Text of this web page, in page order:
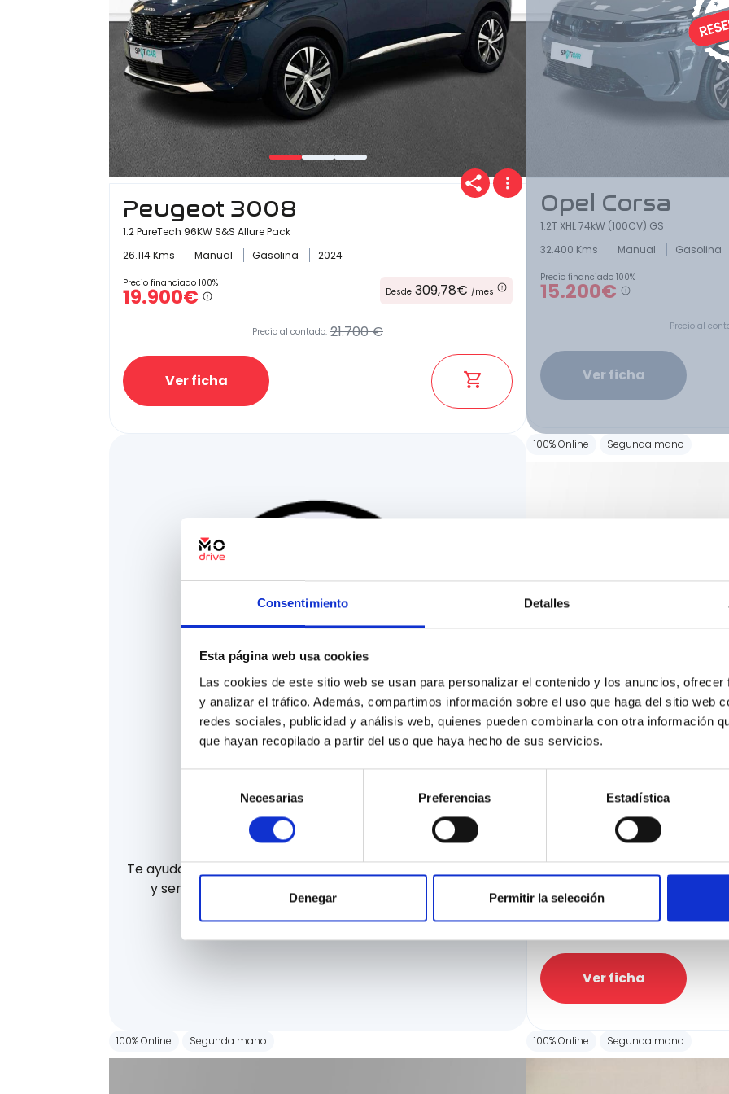
Consentimiento Detalles
Esta página web usa cookies
Las cookies de este sitio web se usan para personalizar el contenido y los anuncios,
y analizar el tráfico. Además, compartimos información sobre el uso que haga del sitio web
redes sociales, publicidad y análisis web, quienes pueden combinarla con otra información
que hayan recopilado a partir del uso que haya hecho de sus servicios.
consentimiento
Necesarias Preferencias Estadística
Denegar Permitir la selección
Peugeot 3008
1.2 PureTech 96KW S&S Allure Pack
26.114 Kms
Manual Gasolina 2024
Precio financiado 100%
19.900€ Desde 309,78€ /mes
Precio al contado: 21.700 €
Ver ficha
Opel Corsa
1.2T XHL 74kW (100CV) GS
32.400 Kms
Manual Gasolina
Precio financiado 100%
15.200€
Precio al
Ver ficha
La mejor financiación
Te ayudamos a financiar tu coche de la manera más rápida
y sencilla. Te ayudamos a conseguir hasta el 100% de
financiación.
100% Online Segunda mano
BMW Serie 1
118d Business Auto.
Precio financiado 100%
31.500€
Ver ficha
100% Online Segunda mano 100% Online Segunda mano